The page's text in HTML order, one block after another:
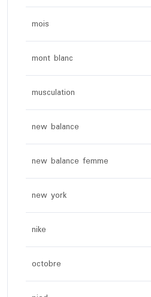
mois
mont blanc
musculation
new balance
new balance femme
new york
nike
octobre